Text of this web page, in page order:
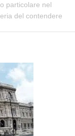
particolare nel
del contendere